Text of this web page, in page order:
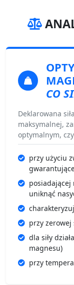
CO
Deklarowana
maksymalnej,
optymalnym,
przy użyciu
posiadającej
uniknąć
przy zerowej
dla siły
magnesu)
przy